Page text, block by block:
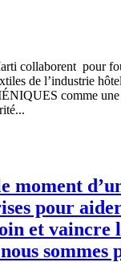
collaborent pour
de l’industrie
comme une
moment
pour
et vaincre
sommes